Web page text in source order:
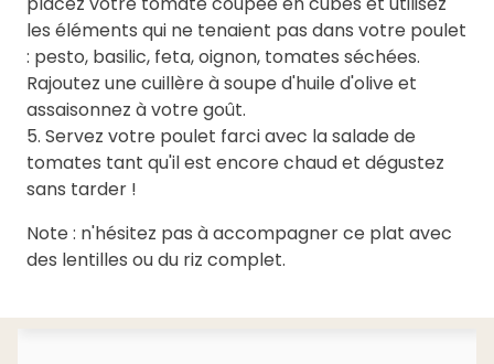
les éléments qui ne tenaient pas dans votre poulet
: pesto, basilic, feta, oignon, tomates séchées.
Rajoutez une cuillère à soupe d'huile d'olive et
assaisonnez à votre goût.
5. Servez votre poulet farci avec la salade de
tomates tant qu'il est encore chaud et dégustez
sans tarder !
Note : n'hésitez pas à accompagner ce plat avec
des lentilles ou du riz complet.